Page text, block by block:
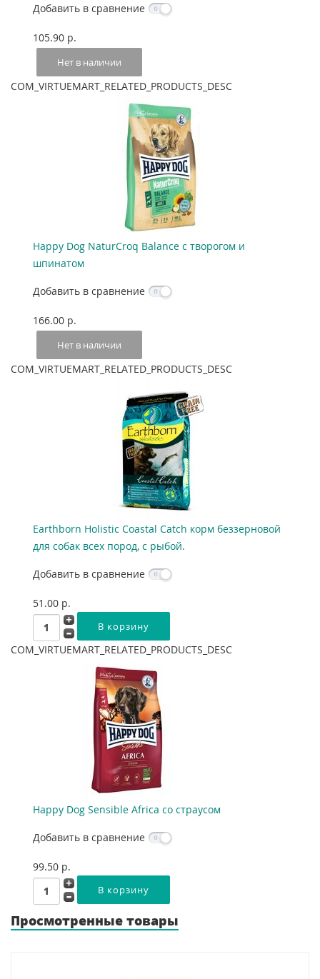
Добавить в сравнение
105.90 p.
Нет в наличии
COM_VIRTUEMART_RELATED_PRODUCTS_DESC
Happy Dog NaturCroq Balance с творогом и
шпинатом
Добавить в сравнение
166.00 p.
Нет в наличии
COM_VIRTUEMART_RELATED_PRODUCTS_DESC
Earthborn Holistic Coastal Catch корм беззерновой
для собак всех пород, с рыбой.
Добавить в сравнение
51.00 p.
COM_VIRTUEMART_RELATED_PRODUCTS_DESC
Happy Dog Sensible Africa со страусом
Добавить в сравнение
99.50 p.
Просмотренные товары